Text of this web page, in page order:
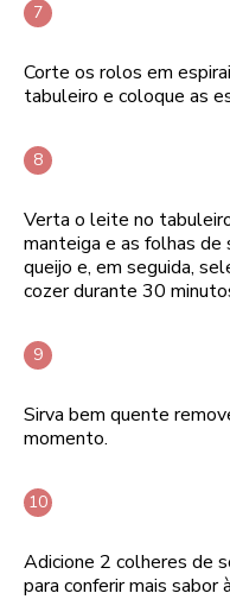
Corte os rolos em
tabuleiro e coloque as
Verta o leite no
manteiga e as folhas
queijo e, em seguida,
cozer durante 30
Sirva bem quente
momento.
Adicione 2 colheres de
para conferir mais sabor